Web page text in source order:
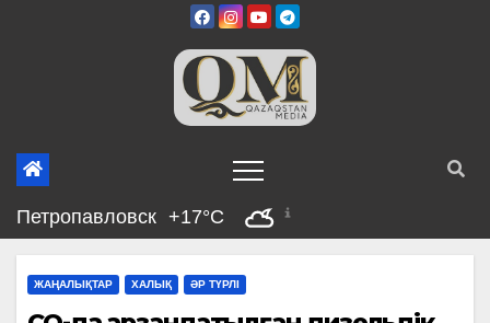
Петропавловск +17°C
ЖАҢАЛЫҚТАР ХАЛЫҚ ӘР ТҮРЛІ